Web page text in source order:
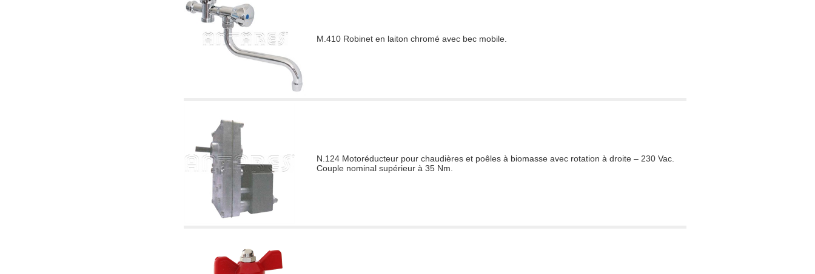
M.410 Robinet en laiton chromé avec bec mobile.
N.124 Motoréducteur pour chaudières et poêles à biomasse avec rotation à droite – 230 Vac.
Couple nominal supérieur à 35 Nm.